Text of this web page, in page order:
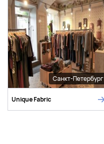
Санкт-Петербург
Unique Fabric